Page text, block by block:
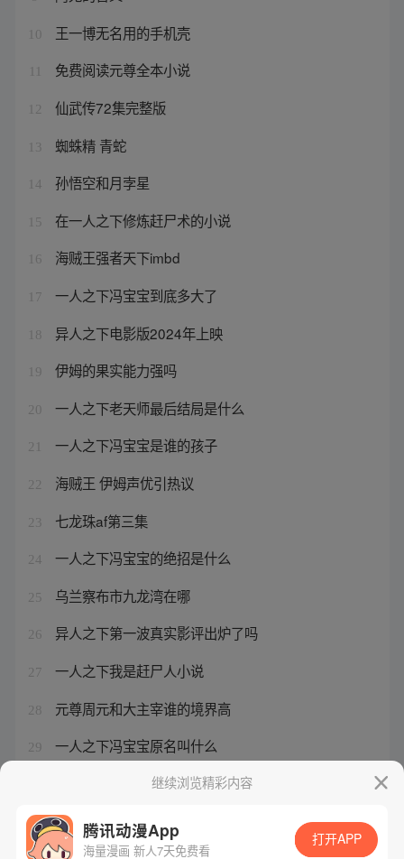
10 王一博无名用的手机壳
免费阅读元尊全本小说
12 仙武传72集完整版
13 蜘蛛精 青蛇
14 孙悟空和月孛星
15 在一人之下修炼赶尸术的小说
16 海贼王强者天下imbd
17 一人之下冯宝宝到底多大了
18 异人之下电影版2024年上映
19 伊姆的果实能力强吗
20 一人之下老天师最后结局是什么
21 一人之下冯宝宝是谁的孩子
22 海贼王 伊姆声优引热议
23 七龙珠af第三集
24 一人之下冯宝宝的绝招是什么
25 乌兰察布市九龙湾在哪
26 异人之下第一波真实影评出炉了吗
27 一人之下我是赶尸人小说
28 元尊周元和大主宰谁的境界高
29 一人之下冯宝宝原名叫什么
狂心冰王现在能买吗继续浏览精彩内容
腾讯动漫App
海量漫画 新人7天免费看
打开APP